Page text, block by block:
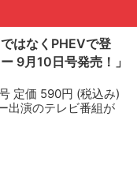
はなくPHEVで登
9月10日号発売！」
定価 590円 (税込み)
出演のテレビ番組が